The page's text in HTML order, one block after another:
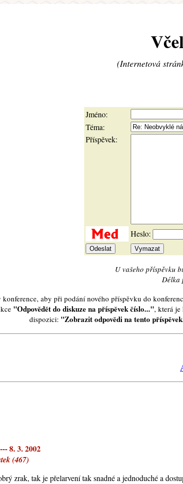
(Internetová
Jméno:
Téma:
Příspěvek:
Heslo:
U vašeho příspěvku
Délka
konference, aby při podání nového příspěvku do
"Odpovědět do diskuze na příspěvek číslo...", která
dispozici: "Zobrazit odpovědi na tento
8. 3. 2002
(467)
zrak, tak je přelarvení tak snadné a jednoduché a